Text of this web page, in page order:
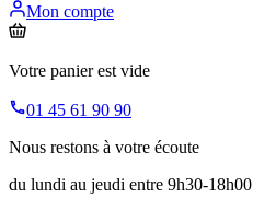
Mon compte
Votre panier est vide
01 45 61 90 90
Nous restons à votre écoute
du lundi au jeudi entre 9h30-18h00